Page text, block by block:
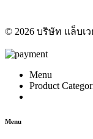
© 2026 บริษัท แล็บเว
Menu
Product
Menu